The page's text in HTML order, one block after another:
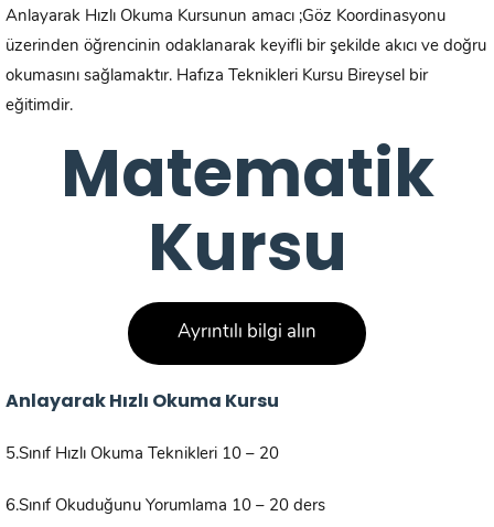
Anlayarak Hızlı Okuma Kursunun amacı ;Göz Koordinasyonu
üzerinden öğrencinin odaklanarak keyifli bir şekilde akıcı ve doğru
okumasını sağlamaktır. Hafıza Teknikleri Kursu Bireysel bir
eğitimdir.
Matematik
Kursu
Ayrıntılı bilgi alın
Anlayarak Hızlı Okuma Kursu
5.Sınıf Hızlı Okuma Teknikleri 10 – 20
6.Sınıf Okuduğunu Yorumlama 10 – 20 ders